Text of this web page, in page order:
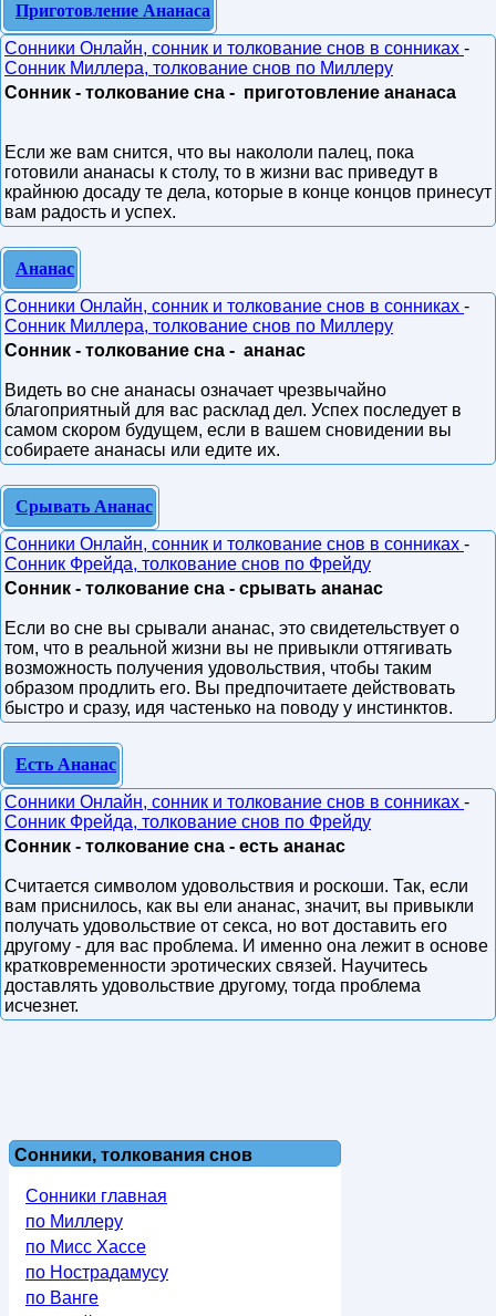
Приготовление Ананаса
Сонники Онлайн, сонник и толкование снов в сонниках -
Сонник Миллера, толкование снов по Миллеру
Сонник - толкование сна - приготовление ананаса
Если же вам снится, что вы накололи палец, пока
готовили ананасы к столу, то в жизни вас приведут в
крайнюю досаду те дела, которые в конце концов принесут
вам радость и успех.
Ананас
Сонники Онлайн, сонник и толкование снов в сонниках -
Сонник Миллера, толкование снов по Миллеру
Сонник - толкование сна - ананас
Видеть во сне ананасы означает чрезвычайно
благоприятный для вас расклад дел. Успех последует в
самом скором будущем, если в вашем сновидении вы
собираете ананасы или едите их.
Срывать Ананас
Сонники Онлайн, сонник и толкование снов в сонниках -
Сонник Фрейда, толкование снов по Фрейду
Сонник - толкование сна - срывать ананас
Если во сне вы срывали ананас, это свидетельствует о
том, что в реальной жизни вы не привыкли оттягивать
возможность получения удовольствия, чтобы таким
образом продлить его. Вы предпочитаете действовать
быстро и сразу, идя частенько на поводу у инстинктов.
Есть Ананас
Сонники Онлайн, сонник и толкование снов в сонниках -
Сонник Фрейда, толкование снов по Фрейду
Сонник - толкование сна - есть ананас
Считается символом удовольствия и роскоши. Так, если
вам приснилось, как вы ели ананас, значит, вы привыкли
получать удовольствие от секса, но вот доставить его
другому - для вас проблема. И именно она лежит в основе
кратковременности эротических связей. Научитесь
доставлять удовольствие другому, тогда проблема
исчезнет.
Сонники, толкования снов
Сонники главная
по Миллеру
по Мисс Хассе
по Нострадамусу
по Ванге